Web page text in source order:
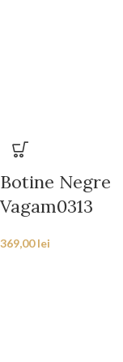
Botine Negre
Vagam0313
369,00lei